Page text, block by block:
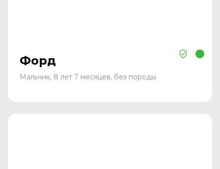
Форд
Мальчик, 8 лет 7 месяцев, без породы